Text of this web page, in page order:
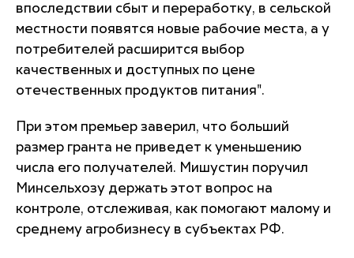
впоследствии сбыт и переработку, в сельской
местности появятся новые рабочие места, а у
потребителей расширится выбор
качественных и доступных по цене
отечественных продуктов питания".
При этом премьер заверил, что больший
размер гранта не приведет к уменьшению
числа его получателей. Мишустин поручил
Минсельхозу держать этот вопрос на
контроле, отслеживая, как помогают малому и
среднему агробизнесу в субъектах РФ.